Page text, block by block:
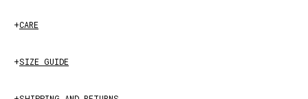
+CARE
+SIZE GUIDE